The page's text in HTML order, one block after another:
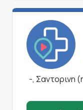
-, Σαντορινη